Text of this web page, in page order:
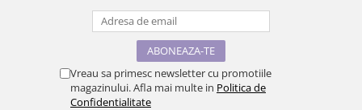
Vreau sa primesc newsletter cu promotiile
magazinului. Afla mai multe in Politica de
Confidentialitate